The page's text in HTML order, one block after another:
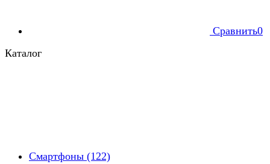
Сравнить0
Каталог
Смартфоны (122)